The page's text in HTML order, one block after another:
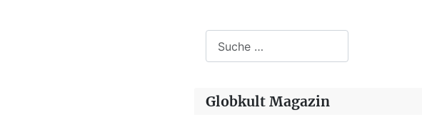
Globkult Magazin